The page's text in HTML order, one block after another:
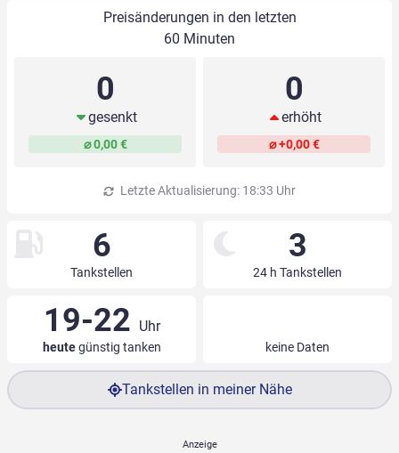
Preisänderungen in den letzten
60 Minuten
0
gesenkt
⌀ 0,00 €
0
erhöht
⌀ +0,00 €
Letzte Aktualisierung: 18:33 Uhr
6
Tankstellen
3
24 h Tankstellen
19-22 Uhr
heutegünstig tanken keine Daten
Tankstellen in meiner Nähe